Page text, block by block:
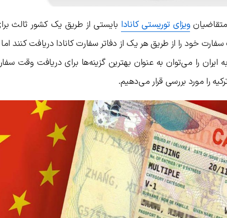
متقاضیانویزای توریستی کانادا بایستی از طریق یک کشور ثالث
سفارت خود را از طریق هر یک از دفاتر سفارت کانادا دریافت کنند
ایران را می‌توان به عنوان بهترین گزینه‌ها برای دریافت وقت
را مورد بررسی قرار می‌دهیم.